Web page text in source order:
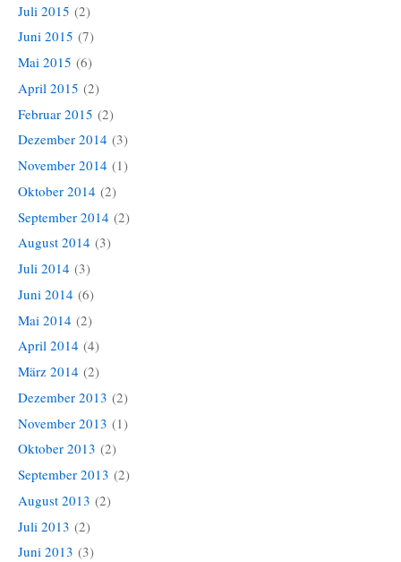
Juli 2015 (2)
Juni 2015 (7)
Mai 2015 (6)
April 2015 (2)
Februar 2015 (2)
Dezember 2014 (3)
November 2014 (1)
Oktober 2014 (2)
September 2014 (2)
August 2014 (3)
Juli 2014 (3)
Juni 2014 (6)
Mai 2014 (2)
April 2014 (4)
März 2014 (2)
Dezember 2013 (2)
November 2013 (1)
Oktober 2013 (2)
September 2013 (2)
August 2013 (2)
Juli 2013 (2)
Juni 2013 (3)